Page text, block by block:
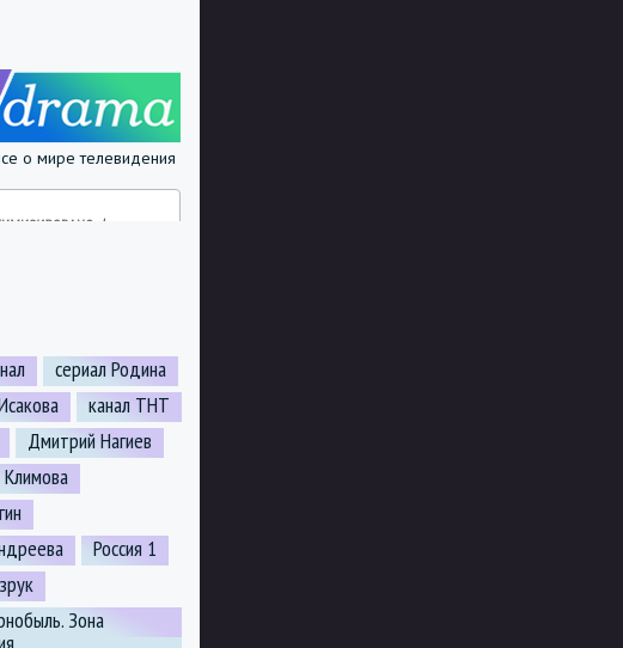
о мире телевидения
сериал Родина
канал ТНТ
Дмитрий Нагиев
Россия 1
Зона